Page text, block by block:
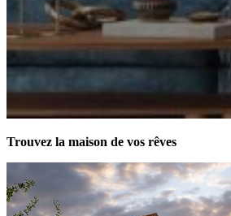
Trouvez la maison de vos rêves